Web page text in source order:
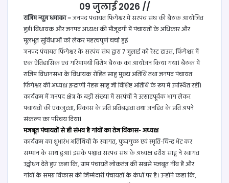
09 जुलाई 2026 //
राजिम न्यूज़ धमाका –जनपद पंचायत फिंगेश्वर में सरपंच संघ की बैठक आयोजित
हुई। विधायक और जनपद अध्यक्ष की मौजूदगी में पंचायतों के अधिकार और
मूलभूत सुविधाओं को लेकर महत्वपूर्ण चर्चा हुई
जनपद पंचायत फिंगेश्वर के सरपंच संघ द्वारा 7 जुलाई को रेस्ट हाउस, फिंगेश्वर में
एक ऐतिहासिक एवं गरिमामयी विशेष बैठक का आयोजन किया गया। बैठक में
राजिम विधानसभा के विधायक रोहित साहू मुख्य अतिथि तथा जनपद पंचायत
फिंगेश्वर की अध्यक्ष इन्द्राणी नेहरू साहू जी विशिष्ट अतिथि के रूप में उपस्थित रहीं।
कार्यक्रम में जनपद क्षेत्र के बड़ी संख्या में सरपंचों ने उत्साहपूर्वक भाग लेकर
पंचायतों की एकजुटता, विकास के प्रति प्रतिबद्धता तथा जनहित के प्रति अपने
संकल्प का परिचय दिया।
मजबूत पंचायतों से ही संभव है गांवों का तेज विकास- अध्यक्ष
कार्यक्रम का शुभारंभ अतिथियों के स्वागत, पुष्पगुच्छ एवं स्मृति-चिन्ह भेंट कर
सम्मान के साथ हुआ। इसके पश्चात सरपंच संघ के अध्यक्ष हरीश साहू ने स्वागत
उद्बोधन देते हुए कहा कि, ग्राम पंचायतें लोकतंत्र की सबसे मजबूत नींव हैं और
गांवों के समग्र विकास की जिम्मेदारी पंचायतों के कंधों पर है। उन्होंने कहा कि,